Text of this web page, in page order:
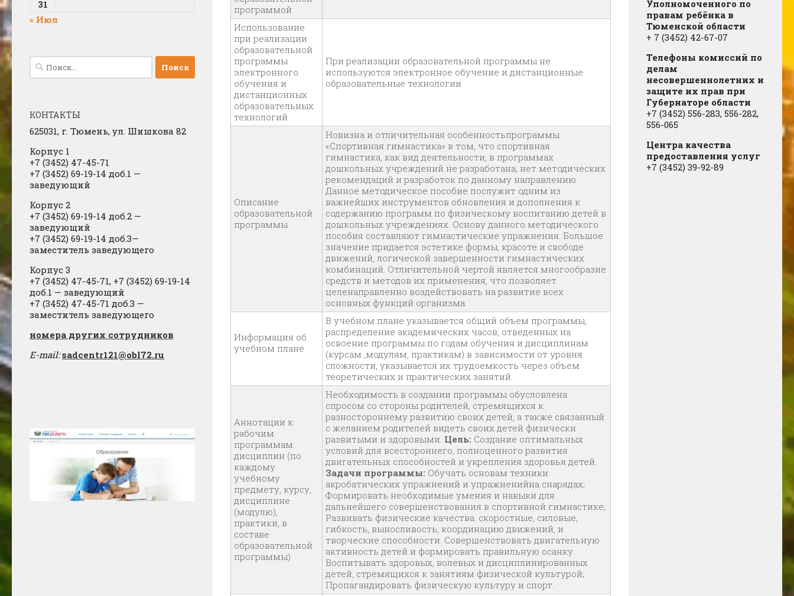
программой
Использование
при реализации
образовательной
программы
электронного
обучения и
дистанционных
образовательных
технологий
При реализации образовательной программы не
используются электронное обучение и дистанционные
образовательные технологии
Описание
образовательной
программы
Новизна и отличительная особенностьпрограммы
«Спортивная гимнастика» в том, что спортивная
гимнастика, как вид деятельности, в программах
дошкольных учреждений не разработана; нет методических
рекомендаций и разработок по данному направлению.
Данное методическое пособие послужит одним из
важнейших инструментов обновления и дополнения к
содержанию программ по физическому воспитанию детей в
дошкольных учреждениях. Основу данного методического
пособия составляют гимнастические упражнения. Большое
значение придается эстетике формы, красоте и свободе
движений, логической завершенности гимнастических
комбинаций. Отличительной чертой является многообразие
средств и методов их применения, что позволяет
целенаправленно воздействовать на развитие всех
основных функций организма.
Информация об
учебном плане
В учебном плане указывается общий объем программы,
распределение академических часов, отведенных на
освоение программы по годам обучения и дисциплинам
(курсам ,модулям, практикам) в зависимости от уровня
сложности, указывается их трудоемкость через объем
теоретических и практических занятий.
Аннотации к
рабочим
программам
дисциплин (по
каждому
учебному
предмету, курсу,
дисциплине
(модулю),
практики, в
составе
образовательной
программы)
Необходимость в создании программы обусловлена
спросом со стороны родителей, стремящихся к
разностороннему развитию своих детей, а также связанный
с желанием родителей видеть своих детей физически
развитыми и здоровыми. Цель: Создание оптимальных
условий для всестороннего, полноценного развития
двигательных способностей и укрепления здоровья детей.
Задачи программы: Обучать основам техники
акробатических упражнений и упражненийна снарядах;
Формировать необходимые умения и навыки для
дальнейшего совершенствования в спортивной гимнастике;
Развивать физические качества: скоростные, силовые,
гибкость, выносливость, координацию движений, и
творческие способности. Совершенствовать двигательную
активность детей и формировать правильную осанку.
Воспитывать здоровых, волевых и дисциплинированных
детей, стремящихся к занятиям физической культурой;
Пропагандировать физическую культуру и спорт.
31
« Июл
Найти:
КОНТАКТЫ
625031, г. Тюмень, ул. Шишкова 82
Корпус 1
+7 (3452) 47-45-71
+7 (3452) 69-19-14 доб.1 —
заведующий
Корпус 2
+7 (3452) 69-19-14 доб.2 —
заведующий
+7 (3452) 69-19-14 доб.3—
заместитель заведующего
Корпус 3
+7 (3452) 47-45-71, +7 (3452) 69-19-14
доб.1 — заведующий
+7 (3452) 47-45-71 доб.3 —
заместитель заведующего
​номера других сотрудников
E-mail: sadcentr121@obl72.ru
Уполномоченного по
правам ребёнка в
Тюменской области
+ 7 (3452) 42-67-07
Телефоны комиссий по
делам
несовершеннолетних и
защите их прав при
Губернаторе области
+7 (3452) 556-283, 556-282,
556-065
Центра качества
предоставления услуг
+7 (3452) 39-92-89